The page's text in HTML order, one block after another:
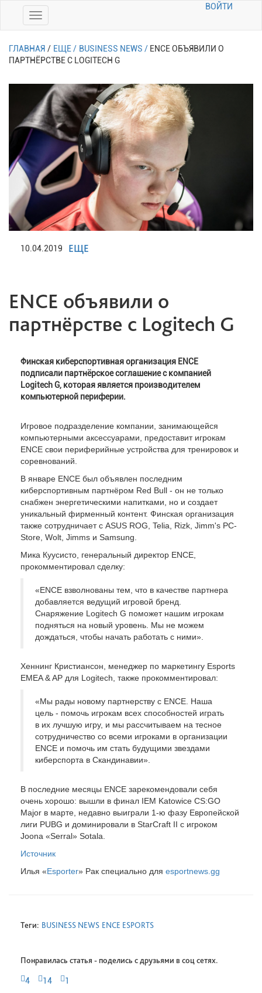
ВОЙТИ
ГЛАВНАЯ / ЕЩЕ / BUSINESS NEWS / ENCE ОБЪЯВИЛИ О
ПАРТНЁРСТВЕ С LOGITECH G
10.04.2019 ЕЩЕ
ENCE объявили о
партнёрстве с Logitech G
Финская киберспортивная организация ENCE
подписали партнёрское соглашение с компанией
Logitech G, которая является производителем
компьютерной периферии.
Игровое подразделение компании, занимающейся
компьютерными аксессуарами, предоставит игрокам
ENCE свои периферийные устройства для тренировок и
соревнований.
В январе ENCE был объявлен последним
киберспортивным партнёром Red Bull - он не только
снабжен энергетическими напитками, но и создает
уникальный фирменный контент. Финская организация
также сотрудничает с ASUS ROG, Telia, Rizk, Jimm's PC-
Store, Wolt, Jimms и Samsung.
Мика Куусисто, генеральный директор ENCE,
прокомментировал сделку:
«ENCE взволнованы тем, что в качестве партнера
добавляется ведущий игровой бренд.
Снаряжение Logitech G поможет нашим игрокам
подняться на новый уровень. Мы не можем
дождаться, чтобы начать работать с ними».
Хеннинг Кристиансон, менеджер по маркетингу Esports
EMEA & AP для Logitech, также прокомментировал:
«Мы рады новому партнерству с ENCE. Наша
цель - помочь игрокам всех способностей играть
в их лучшую игру, и мы рассчитываем на тесное
сотрудничество со всеми игроками в организации
ENCE и помочь им стать будущими звездами
киберспорта в Скандинавии».
В последние месяцы ENCE зарекомендовали себя
очень хорошо: вышли в финал IEM Katowice CS:GO
Major в марте, недавно выиграли 1-ю фазу Европейской
лиги PUBG и доминировали в StarCraft II с игроком
Joona «Serral» Sotala.
Источник
Илья «Esporter» Рак специально для esportnews.gg
Теги: BUSINESS NEWS ENCE ESPORTS
Понравилась статья - поделись с друзьями в соц сетях.
4 14 1